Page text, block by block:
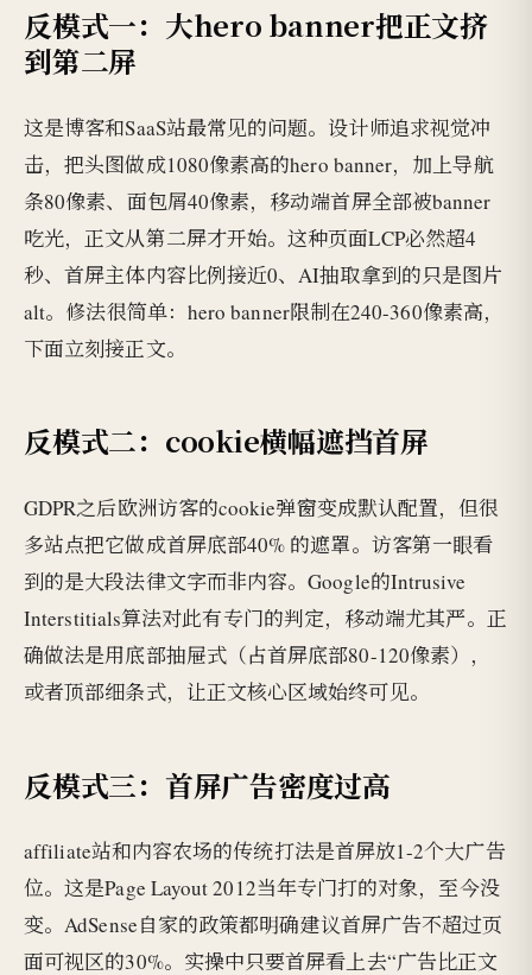
反模式一：大hero banner把正文挤
到第二屏
这是博客和SaaS站最常见的问题。设计师追求视觉冲
击，把头图做成1080像素高的hero banner，加上导航
条80像素、面包屑40像素，移动端首屏全部被banner
吃光，正文从第二屏才开始。这种页面LCP必然超4
秒、首屏主体内容比例接近0、AI抽取拿到的只是图片
alt。修法很简单：hero banner限制在240-360像素高，
下面立刻接正文。
反模式二：cookie横幅遮挡首屏
GDPR之后欧洲访客的cookie弹窗变成默认配置，但很
多站点把它做成首屏底部40% 的遮罩。访客第一眼看
到的是大段法律文字而非内容。Google的Intrusive
Interstitials算法对此有专门的判定，移动端尤其严。正
确做法是用底部抽屉式（占首屏底部80-120像素），
或者顶部细条式，让正文核心区域始终可见。
反模式三：首屏广告密度过高
affiliate站和内容农场的传统打法是首屏放1-2个大广告
位。这是Page Layout 2012当年专门打的对象，至今没
变。AdSense自家的政策都明确建议首屏广告不超过页
面可视区的30%。实操中只要首屏看上去“广告比正文